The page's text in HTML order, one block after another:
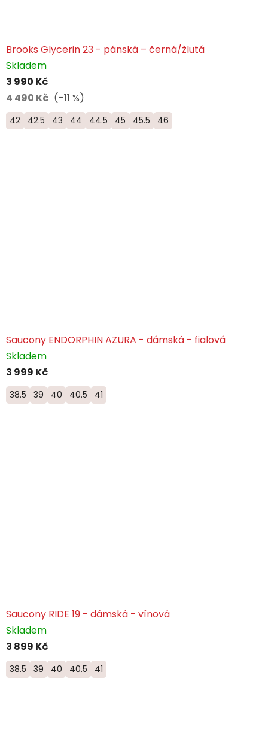
Brooks Glycerin 23 - pánská – černá/žlutá
Skladem
3 990 Kč
4 490 Kč (–11 %)
42 42.5 43 44 44.5 45 45.5 46
Saucony ENDORPHIN AZURA - dámská - fialová
Skladem
3 999 Kč
38.5 39 40 40.5 41
Saucony RIDE 19 - dámská - vínová
Skladem
3 899 Kč
38.5 39 40 40.5 41